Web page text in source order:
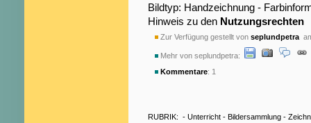
Bildtyp: Handzeichnung -
Hinweis zu den Nutzungsrechten
Zur Verfügung gestellt von seplundpetra
Mehr von seplundpetra:
Kommentare: 1
RUBRIK: - Unterricht - Bildersammlung -